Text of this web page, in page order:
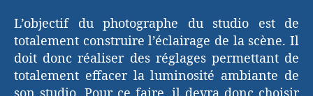
L’objectif du photographe du studio est de
totalement construire l’éclairage de la scène. Il
doit donc réaliser des réglages permettant de
totalement effacer la luminosité ambiante de